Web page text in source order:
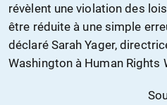
révèlent une violation des
être réduite à une simple
déclaré Sarah Yager,
Washington à Human Rights